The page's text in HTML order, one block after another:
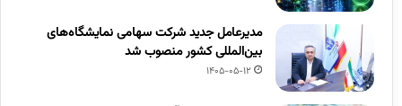
مدیرعامل جدید شرکت سهامی نمایشگاه‌های
بین‌المللی کشور منصوب شد
1405-05-12